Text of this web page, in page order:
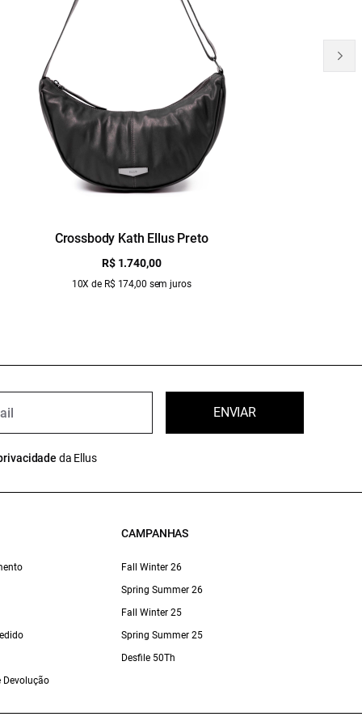
Crossbody Kath Ellus Preto
R$ 1.740,00
10X de R$ 174,00 sem juros
ENVIAR
da Ellus
Devolução
CAMPANHAS
Fall Winter 26
Spring Summer 26
Fall Winter 25
Spring Summer 25
Desfile 50Th